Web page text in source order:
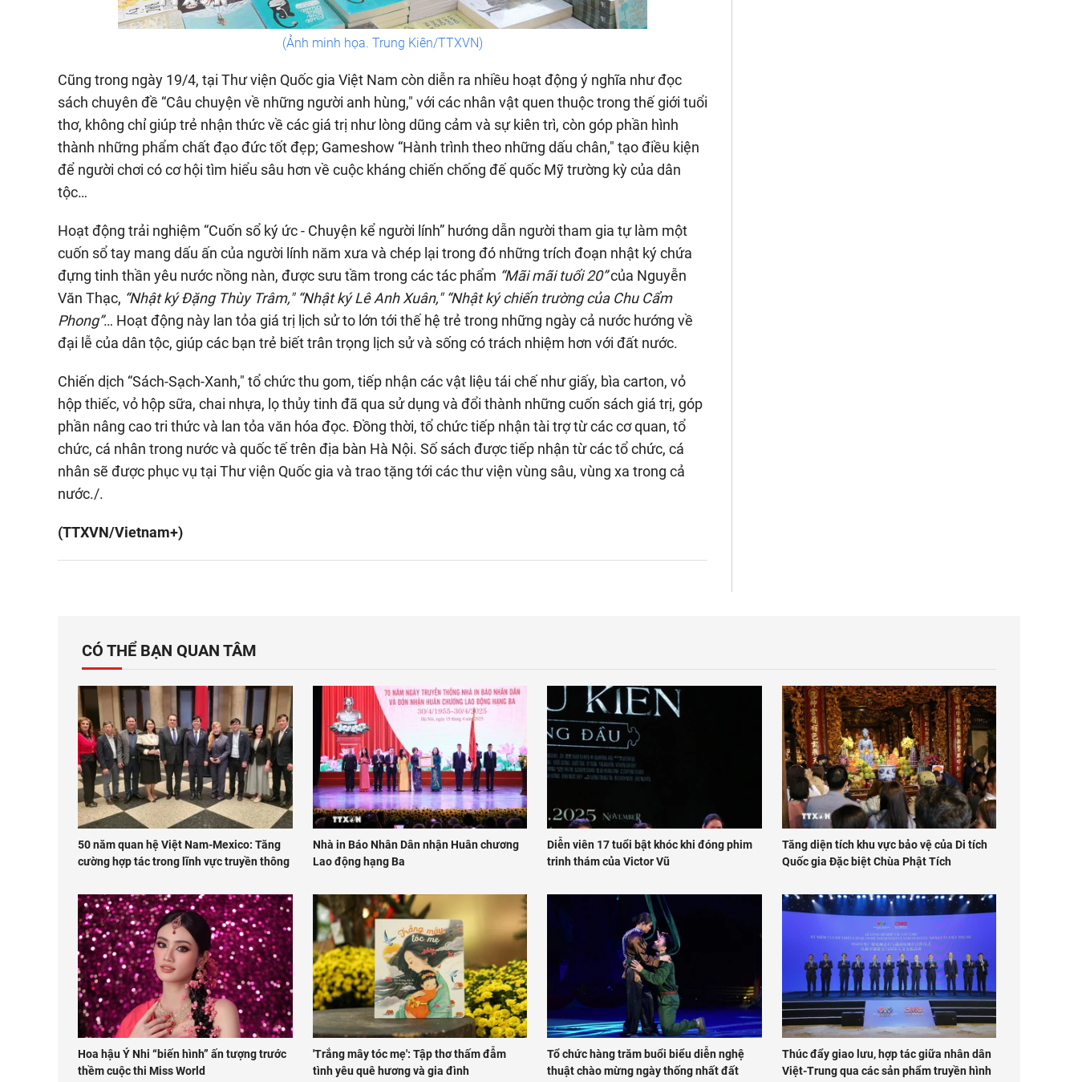
(Ảnh minh họa. Trung Kiên/TTXVN)
Cũng trong ngày 19/4, tại Thư viện Quốc gia Việt Nam còn diễn ra nhiều hoạt động ý nghĩa như đọc
sách chuyên đề “Câu chuyện về những người anh hùng," với các nhân vật quen thuộc trong thế giới tuổi
thơ, không chỉ giúp trẻ nhận thức về các giá trị như lòng dũng cảm và sự kiên trì, còn góp phần hình
thành những phẩm chất đạo đức tốt đẹp; Gameshow “Hành trình theo những dấu chân," tạo điều kiện
để người chơi có cơ hội tìm hiểu sâu hơn về cuộc kháng chiến chống đế quốc Mỹ trường kỳ của dân
tộc…
Hoạt động trải nghiệm “Cuốn sổ ký ức - Chuyện kể người lính” hướng dẫn người tham gia tự làm một
cuốn sổ tay mang dấu ấn của người lính năm xưa và chép lại trong đó những trích đoạn nhật ký chứa
đựng tinh thần yêu nước nồng nàn, được sưu tầm trong các tác phẩm “Mãi mãi tuổi 20”của Nguyễn
Văn Thạc, “Nhật ký Đặng Thùy Trâm," “Nhật ký Lê Anh Xuân," “Nhật ký chiến trường của Chu Cẩm
Phong”… Hoạt động này lan tỏa giá trị lịch sử to lớn tới thế hệ trẻ trong những ngày cả nước hướng về
đại lễ của dân tộc, giúp các bạn trẻ biết trân trọng lịch sử và sống có trách nhiệm hơn với đất nước.
Chiến dịch “Sách-Sạch-Xanh," tổ chức thu gom, tiếp nhận các vật liệu tái chế như giấy, bìa carton, vỏ
hộp thiếc, vỏ hộp sữa, chai nhựa, lọ thủy tinh đã qua sử dụng và đổi thành những cuốn sách giá trị, góp
phần nâng cao tri thức và lan tỏa văn hóa đọc. Đồng thời, tổ chức tiếp nhận tài trợ từ các cơ quan, tổ
chức, cá nhân trong nước và quốc tế trên địa bàn Hà Nội. Số sách được tiếp nhận từ các tổ chức, cá
nhân sẽ được phục vụ tại Thư viện Quốc gia và trao tặng tới các thư viện vùng sâu, vùng xa trong cả
nước./.
(TTXVN/Vietnam+)
CÓ THỂ BẠN QUAN TÂM
50 năm quan hệ Việt Nam-Mexico: Tăng
cường hợp tác trong lĩnh vực truyền thông
Nhà in Báo Nhân Dân nhận Huân chương
Lao động hạng Ba
Diễn viên 17 tuổi bật khóc khi đóng phim
trinh thám của Victor Vũ
Tăng diện tích khu vực bảo vệ của Di tích
Quốc gia Đặc biệt Chùa Phật Tích
Hoa hậu Ý Nhi “biến hình” ấn tượng trước
thềm cuộc thi Miss World
'Trắng mây tóc mẹ': Tập thơ thấm đẫm
tình yêu quê hương và gia đình
Tổ chức hàng trăm buổi biểu diễn nghệ
thuật chào mừng ngày thống nhất đất
Thúc đẩy giao lưu, hợp tác giữa nhân dân
Việt-Trung qua các sản phẩm truyền hình